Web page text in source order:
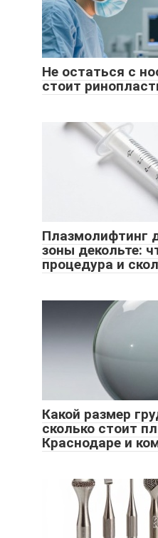
Не остаться с
стоит
Плазмолифтинг
зоны декольте:
процедура и
Какой размер
сколько стоит
Краснодаре и